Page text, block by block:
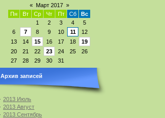
« Март 2017 »
Пн
Вт Ср Чт Пт Сб
Вс
1
2 3 4
5
6
7 8 9 10 11
12
13
14 15 16 17 18
19
20
21 22 23 24 25
26
27
28 29 30 31
Архив записей
2013 Июль
2013 Август
2013 Сентябрь